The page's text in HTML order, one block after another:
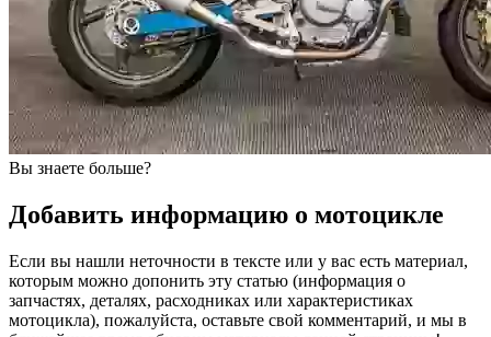
Вы знаете больше?
Добавить информацию о мотоцикле
Если вы нашли неточности в тексте или у вас есть материал,
которым можно допонить эту статью (информация о
запчастях, деталях, расходниках или характеристиках
мотоцикла), пожалуйста, оставьте свой комментарий, и мы в